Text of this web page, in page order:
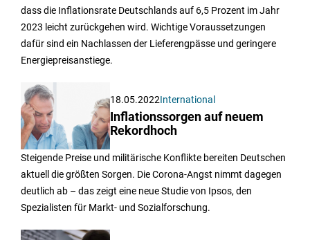
dass die Inflationsrate Deutschlands auf 6,5 Prozent im Jahr
2023 leicht zurückgehen wird. Wichtige Voraussetzungen
dafür sind ein Nachlassen der Lieferengpässe und geringere
Energiepreisanstiege.
18.05.2022International
Inflationssorgen auf neuem
Rekordhoch
Steigende Preise und militärische Konflikte bereiten Deutschen
aktuell die größten Sorgen. Die Corona-Angst nimmt dagegen
deutlich ab – das zeigt eine neue Studie von Ipsos, den
Spezialisten für Markt- und Sozialforschung.